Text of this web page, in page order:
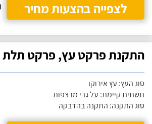
לצפייה בהצעות מחיר 0
התקנת פרקט עץ, פרקט תלת
סוג העץ: עץ אירוקו
תשתית קיימת: על גבי מרצפות
סוג התקנה: התקנה בהדבקה